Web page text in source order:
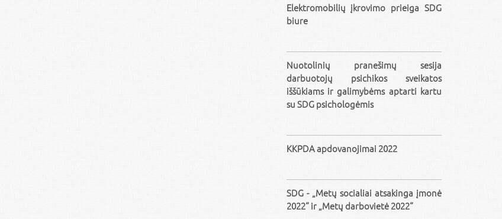
Elektromobilių įkrovimo prieiga SDG
biure
Nuotolinių pranešimų sesija
darbuotojų psichikos sveikatos
iššūkiams ir galimybėms aptarti kartu
su SDG psichologėmis
KKPDA apdovanojimai 2022
SDG - „Metų socialiai atsakinga įmonė
2022“ ir „Metų darbovietė 2022“